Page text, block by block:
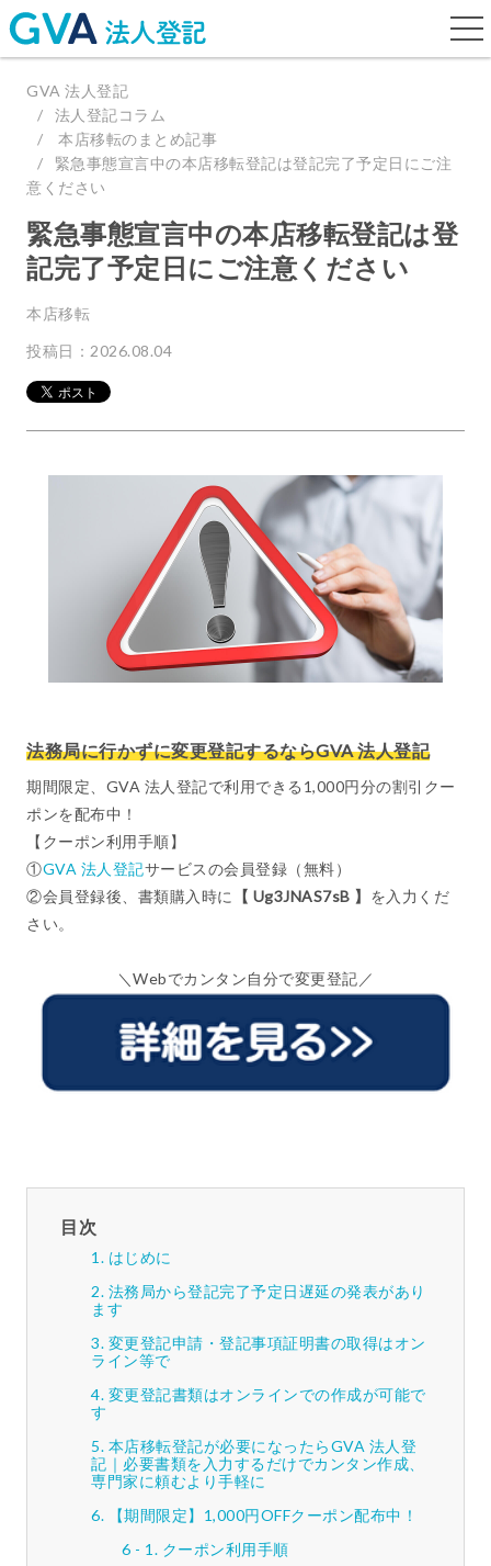
GVA 法人登記
法人登記コラム
本店移転のまとめ記事
緊急事態宣言中の本店移転登記は登記完了予定日にご注
意ください
緊急事態宣言中の本店移転登記は登
記完了予定日にご注意ください
本店移転
投稿日：2026.08.04
法務局に行かずに変更登記するならGVA 法人登記
期間限定、GVA 法人登記で利用できる1,000円分の割引クー
ポンを配布中！
【クーポン利用手順】
①GVA 法人登記サービスの会員登録（無料）
②会員登録後、書類購入時に
【 Ug3JNAS7sB 】 を入力くだ
さい。
＼Webでカンタン自分で変更登記／
目次
はじめに
法務局から登記完了予定日遅延の発表があり
ます
変更登記申請・登記事項証明書の取得はオン
ライン等で
変更登記書類はオンラインでの作成が可能で
す
本店移転登記が必要になったらGVA 法人登
記｜必要書類を入力するだけでカンタン作成、
専門家に頼むより手軽に
【期間限定】1,000円OFFクーポン配布中！
クーポン利用手順